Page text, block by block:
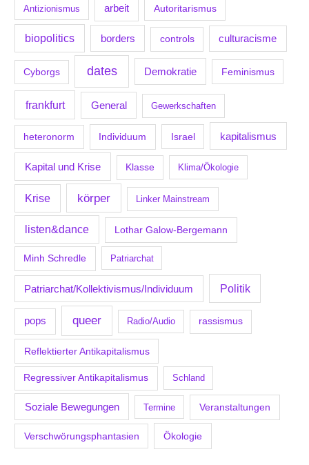
Antizionismus arbeit Autoritarismus
biopolitics borders controls culturacisme
Cyborgs dates Demokratie Feminismus
frankfurt General Gewerkschaften
heteronorm Individuum Israel kapitalismus
Kapital und Krise Klasse Klima/Ökologie
Krise körper Linker Mainstream
listen&dance Lothar Galow-Bergemann
Minh Schredle Patriarchat
Patriarchat/Kollektivismus/Individuum Politik
pops queer Radio/Audio rassismus
Reflektierter Antikapitalismus
Regressiver Antikapitalismus Schland
Soziale Bewegungen Termine Veranstaltungen
Verschwörungsphantasien Ökologie